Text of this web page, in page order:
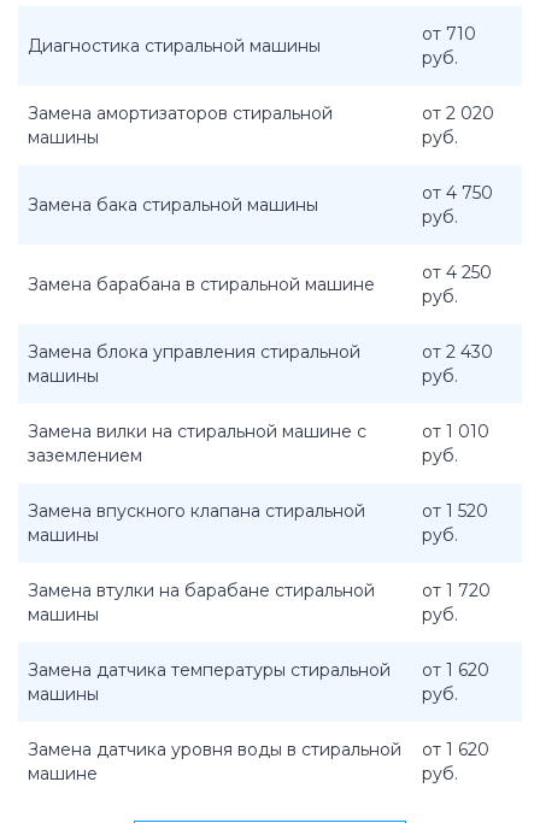
Диагностика стиральной машины
от 710
руб.
Замена амортизаторов стиральной
машины
от 2 020
руб.
Замена бака стиральной машины
от 4 750
руб.
Замена барабана в стиральной машине
от 4 250
руб.
Замена блока управления стиральной
машины
от 2 430
руб.
Замена вилки на стиральной машине с
заземлением
от 1 010
руб.
Замена впускного клапана стиральной
машины
от 1 520
руб.
Замена втулки на барабане стиральной
машины
от 1 720
руб.
Замена датчика температуры стиральной
машины
от 1 620
руб.
Замена датчика уровня воды в стиральной
машине
от 1 620
руб.